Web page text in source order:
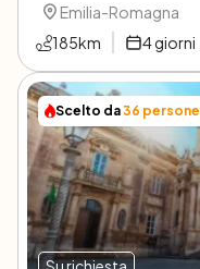
Emilia-Romagna
185km 4giorni
Scelto da36 persone